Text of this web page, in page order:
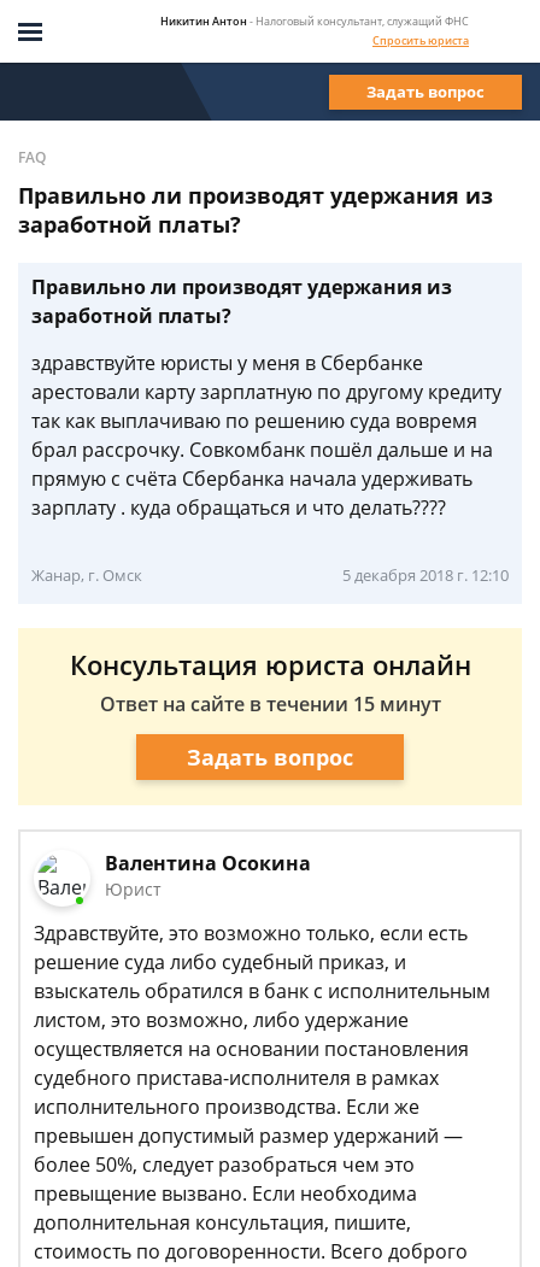
Никитин Антон - Налоговый консультант, служащий ФНС
Спросить юриста
Задать вопрос
FAQ
Правильно ли производят удержания из
заработной платы?
Правильно ли производят удержания из
заработной платы?
здравствуйте юристы у меня в Сбербанке
арестовали карту зарплатную по другому кредиту
так как выплачиваю по решению суда вовремя
брал рассрочку. Совкомбанк пошёл дальше и на
прямую с счёта Сбербанка начала удерживать
зарплату . куда обращаться и что делать????
Жанар, г. Омск 5 декабря 2018 г. 12:10
Консультация юриста онлайн
Ответ на сайте в течении 15 минут
Задать вопрос
Валентина Осокина
Юрист
Здравствуйте, это возможно только, если есть
решение суда либо судебный приказ, и
взыскатель обратился в банк с исполнительным
листом, это возможно, либо удержание
осуществляется на основании постановления
судебного пристава-исполнителя в рамках
исполнительного производства. Если же
превышен допустимый размер удержаний —
более 50%, следует разобраться чем это
превыщение вызвано. Если необходима
дополнительная консультация, пишите,
стоимость по договоренности. Всего доброго